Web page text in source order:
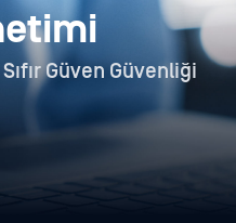
Güven Güvenliği